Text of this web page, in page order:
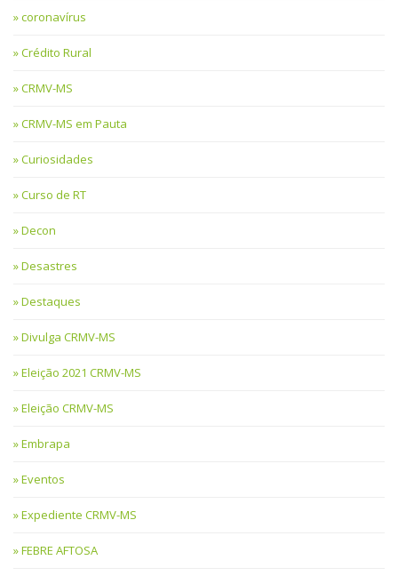
coronavírus
Crédito Rural
CRMV-MS
CRMV-MS em Pauta
Curiosidades
Curso de RT
Decon
Desastres
Destaques
Divulga CRMV-MS
Eleição 2021 CRMV-MS
Eleição CRMV-MS
Embrapa
Eventos
Expediente CRMV-MS
FEBRE AFTOSA